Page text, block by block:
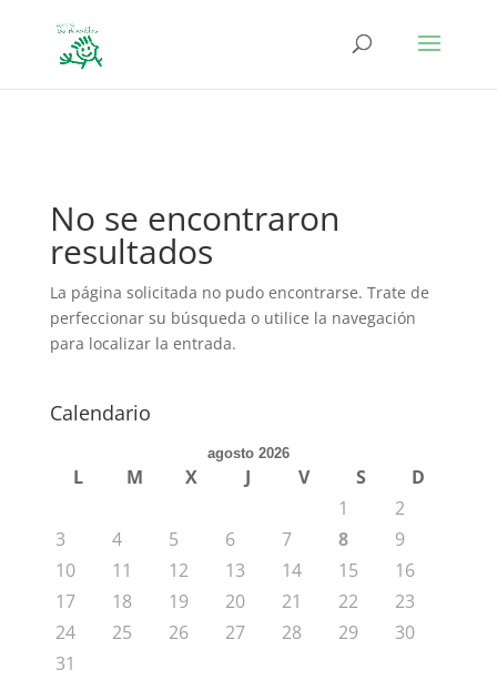
No se encontraron
resultados
La página solicitada no pudo encontrarse. Trate de
perfeccionar su búsqueda o utilice la navegación
para localizar la entrada.
Calendario
agosto 2026
L M X J V S
D
1
2
3
4 5 6 7 8
9
10
11 12 13 14 15
16
17
18 19 20 21 22
23
24
25 26 27 28 29
30
31